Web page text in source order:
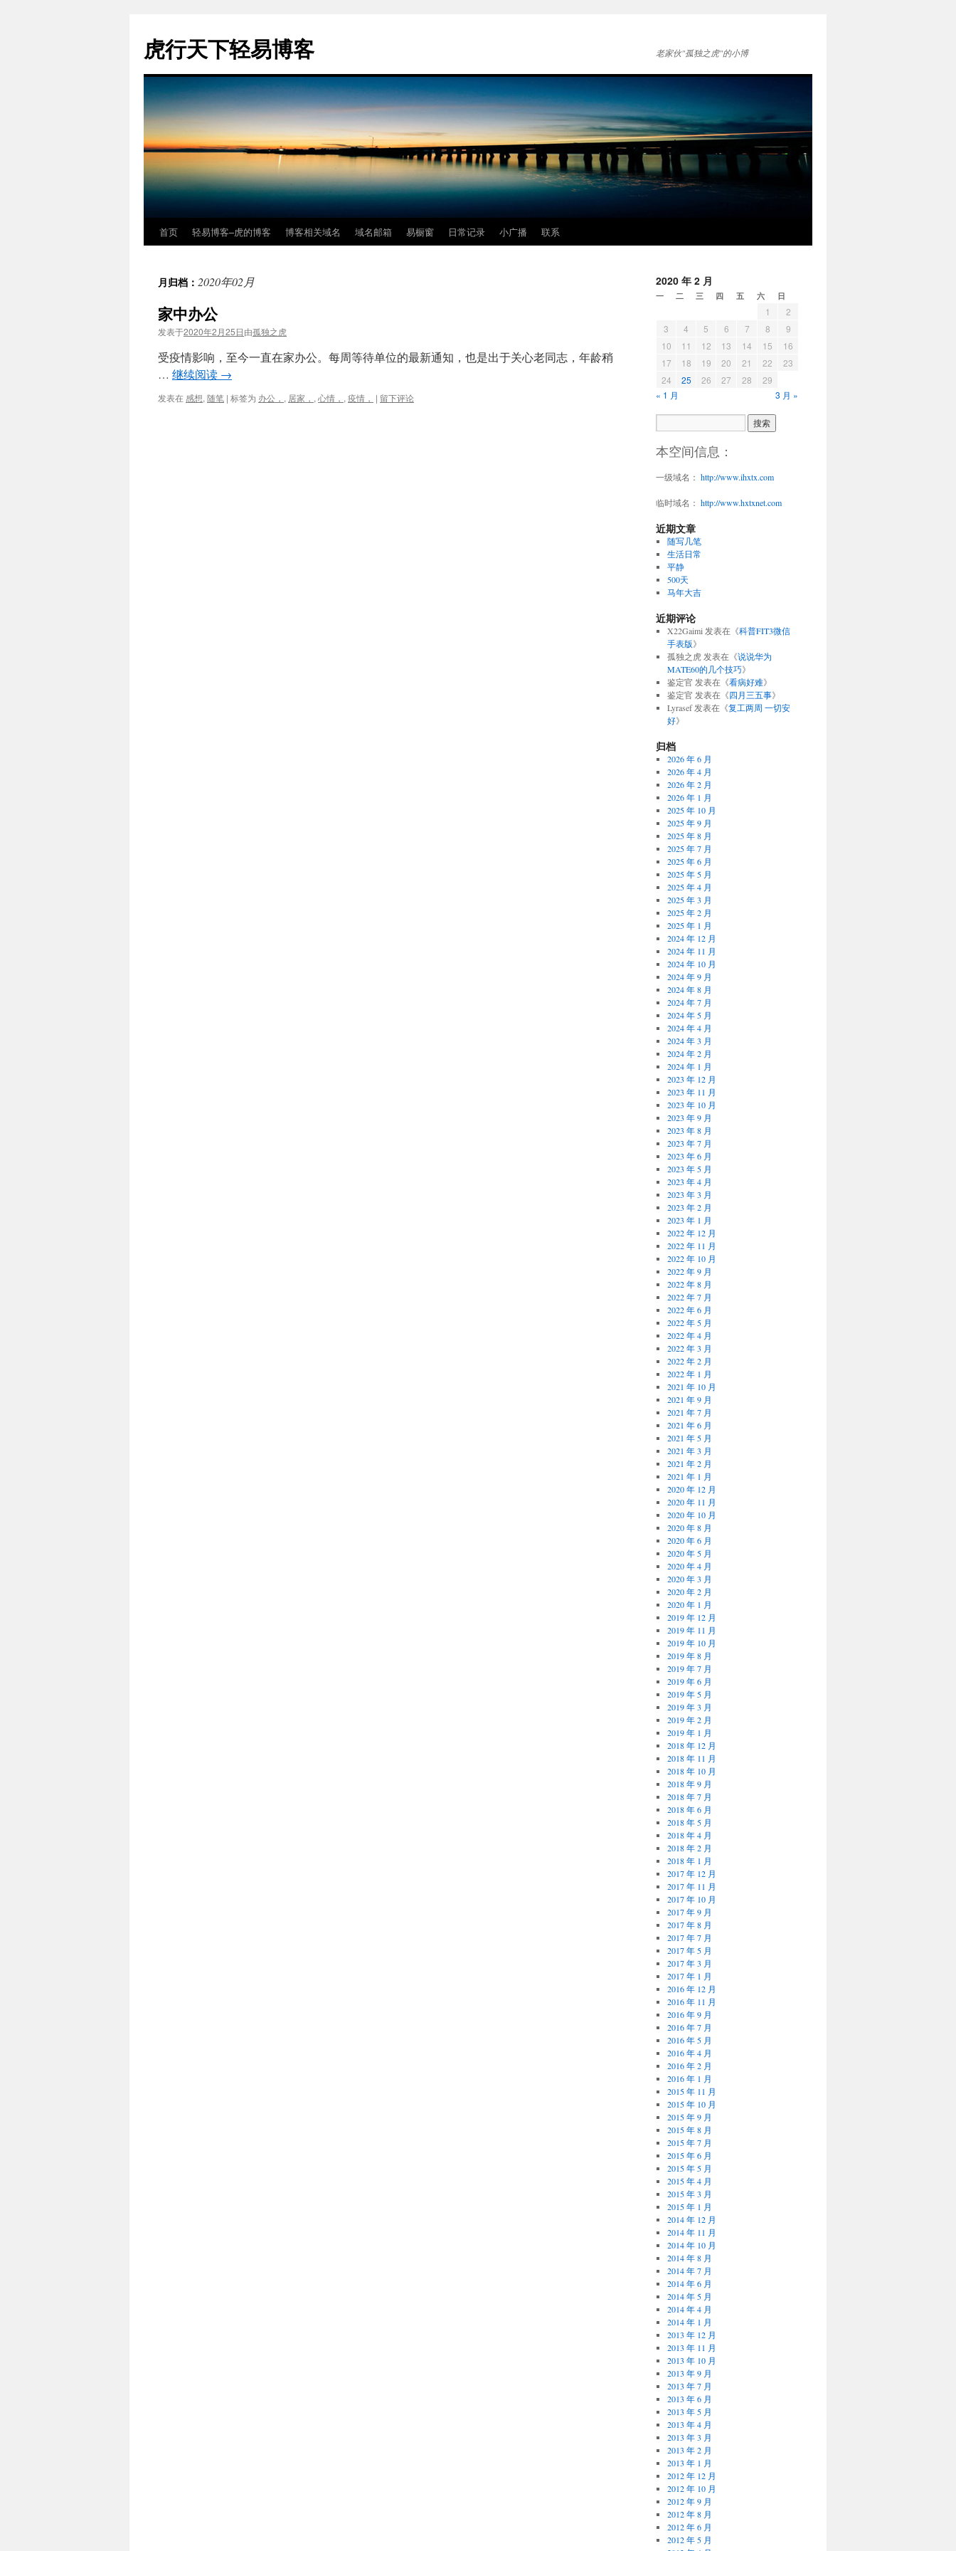
虎行天下轻易博客 老家伙"孤独之虎"的小博
正
首页 轻易博客–虎的博客 博客相关域名 域名邮箱 易橱窗 日常记录 小广播 联系
月归档： 2020年02月
家中办公
发表于2020年2月25日由孤独之虎
受疫情影响，至今一直在家办公。每周等待单位的最新通知，也是出于关心老同志，年龄稍
… 继续阅读 →
发表在感想, 随笔 | 标签为 办公， , 居家， , 心情， , 疫情， | 留下评论
2020 年 2 月
一 二 三 四 五 六 日
1
2
3
4 5 6 7 8
9
10
11 12 13 14 15
16
17
18 19 20 21 22
23
24
25 26 27 28
29
« 1 月
3 月 »
本空间信息：
一级域名： http://www.ihxtx.com
临时域名： http://www.hxtxnet.com
近期文章
随写几笔
生活日常
平静
500天
马年大吉
近期评论
X22Gaimi 发表在《科普FIT3微信
手表版》
孤独之虎 发表在《说说华为
MATE60的几个技巧》
鉴定官 发表在《看病好难》
鉴定官 发表在《四月三五事》
Lyrasef发表在《复工两周 一切安
好》
归档
2026 年 6 月
2026 年 4 月
2026 年 2 月
2026 年 1 月
2025 年 10 月
2025 年 9 月
2025 年 8 月
2025 年 7 月
2025 年 6 月
2025 年 5 月
2025 年 4 月
2025 年 3 月
2025 年 2 月
2025 年 1 月
2024 年 12 月
2024 年 11 月
2024 年 10 月
2024 年 9 月
2024 年 8 月
2024 年 7 月
2024 年 5 月
2024 年 4 月
2024 年 3 月
2024 年 2 月
2024 年 1 月
2023 年 12 月
2023 年 11 月
2023 年 10 月
2023 年 9 月
2023 年 8 月
2023 年 7 月
2023 年 6 月
2023 年 5 月
2023 年 4 月
2023 年 3 月
2023 年 2 月
2023 年 1 月
2022 年 12 月
2022 年 11 月
2022 年 10 月
2022 年 9 月
2022 年 8 月
2022 年 7 月
2022 年 6 月
2022 年 5 月
2022 年 4 月
2022 年 3 月
2022 年 2 月
2022 年 1 月
2021 年 10 月
2021 年 9 月
2021 年 7 月
2021 年 6 月
2021 年 5 月
2021 年 3 月
2021 年 2 月
2021 年 1 月
2020 年 12 月
2020 年 11 月
2020 年 10 月
2020 年 8 月
2020 年 6 月
2020 年 5 月
2020 年 4 月
2020 年 3 月
2020 年 2 月
2020 年 1 月
2019 年 12 月
2019 年 11 月
2019 年 10 月
2019 年 8 月
2019 年 7 月
2019 年 6 月
2019 年 5 月
2019 年 3 月
2019 年 2 月
2019 年 1 月
2018 年 12 月
2018 年 11 月
2018 年 10 月
2018 年 9 月
2018 年 7 月
2018 年 6 月
2018 年 5 月
2018 年 4 月
2018 年 2 月
2018 年 1 月
2017 年 12 月
2017 年 11 月
2017 年 10 月
2017 年 9 月
2017 年 8 月
2017 年 7 月
2017 年 5 月
2017 年 3 月
2017 年 1 月
2016 年 12 月
2016 年 11 月
2016 年 9 月
2016 年 7 月
2016 年 5 月
2016 年 4 月
2016 年 2 月
2016 年 1 月
2015 年 11 月
2015 年 10 月
2015 年 9 月
2015 年 8 月
2015 年 7 月
2015 年 6 月
2015 年 5 月
2015 年 4 月
2015 年 3 月
2015 年 1 月
2014 年 12 月
2014 年 11 月
2014 年 10 月
2014 年 8 月
2014 年 7 月
2014 年 6 月
2014 年 5 月
2014 年 4 月
2014 年 1 月
2013 年 12 月
2013 年 11 月
2013 年 10 月
2013 年 9 月
2013 年 7 月
2013 年 6 月
2013 年 5 月
2013 年 4 月
2013 年 3 月
2013 年 2 月
2013 年 1 月
2012 年 12 月
2012 年 10 月
2012 年 9 月
2012 年 8 月
2012 年 6 月
2012 年 5 月